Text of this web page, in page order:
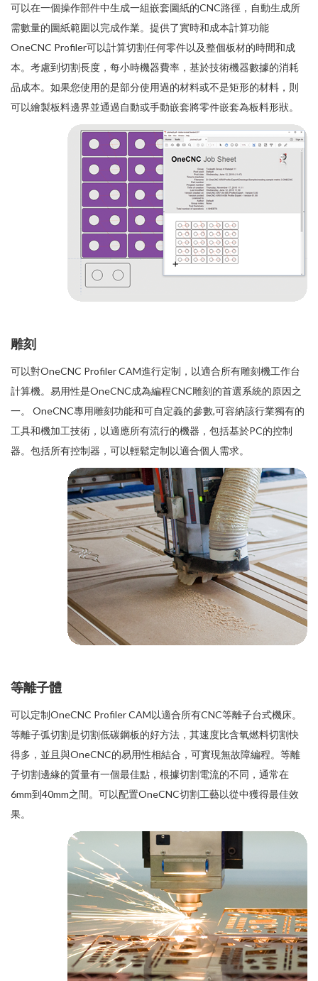
可以在一個操作部件中生成一組嵌套圖紙的CNC路徑，自動生成所
需數量的圖紙範圍以完成作業。提供了實時和成本計算功能
OneCNC Profiler可以計算切割任何零件以及整個板材的時間和成
本。考慮到切割長度，每小時機器費率，基於技術機器數據的消耗
品成本。如果您使用的是部分使用過的材料或不是矩形的材料，則
可以繪製板料邊界並通過自動或手動嵌套將零件嵌套為板料形狀。
雕刻
可以對OneCNC Profiler CAM進行定制，以適合所有雕刻機工作台
計算機。易用性是OneCNC成為編程CNC雕刻的首選系統的原因之
一。 OneCNC專用雕刻功能和可自定義的參數,可容納該行業獨有的
工具和機加工技術，以適應所有流行的機器，包括基於PC的控制
器。包括所有控制器，可以輕鬆定制以適合個人需求。
等離子體
可以定制OneCNC Profiler CAM以適合所有CNC等離子台式機床。
等離子弧切割是切割低碳鋼板的好方法，其速度比含氧燃料切割快
得多，並且與OneCNC的易用性相結合，可實現無故障編程。等離
子切割邊緣的質量有一個最佳點，根據切割電流的不同，通常在
6mm到40mm之間。可以配置OneCNC切割工藝以從中獲得最佳效
果。